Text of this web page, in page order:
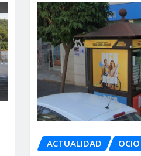
ACTUALIDAD OCIO